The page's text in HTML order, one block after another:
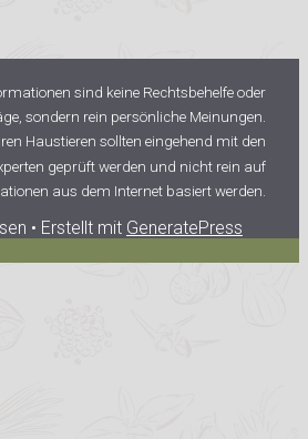
sind keine Rechtsbehelfe oder
sondern rein persönliche Meinungen.
Haustieren sollten eingehend mit den
geprüft werden und nicht rein auf
aus dem Internet basiert werden.
• Erstellt mit GeneratePress